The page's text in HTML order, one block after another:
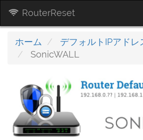
RouterReset
ホーム
デフォルトIPアドレ
SonicWALL